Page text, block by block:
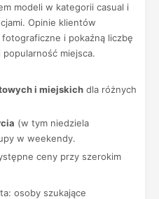
modeli w kategorii casual i
Opinie klientów
i pokaźną liczbę
miejsca.
i miejskich dla różnych
(w tym niedziela
w weekendy.
ceny przy szerokim
osoby szukające